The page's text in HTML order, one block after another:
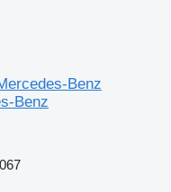
Benz
Benz